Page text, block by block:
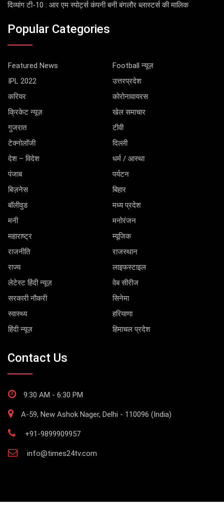
दिव्यांग टी-10 : आर एम स्पोर्ट्स कंपनी बनी बंगलौर ब्लास्टर्स की मालिक
Popular Categories
Featured News
Football न्यूज़
IPL 2022
उत्तरप्रदेश
करियर
कोरोनावायरस
क्रिकेट न्यूज़
खेल समाचार
गुजरात
टीवी
टेक्नोलॉजी
दिल्ली
देश – विदेश
धर्म / आस्था
पंजाब
पर्यटन
बिज़नेस
बिहार
बॉलीवुड
मध्य प्रदेश
मनी
मनोरंजन
महाराष्ट्र
म्यूजिक
राजनीति
राजस्थान
राज्य
लाइफस्टाइल
लेटेस्ट हिंदी न्यूज़
वेब सीरीज
सरकारी नौकरी
सिनेमा
स्वास्थ्य
हरियाणा
हिंदी न्यूज़
हिमाचल प्रदेश
Contact Us
9:30 AM - 6:30 PM
A-59, New Ashok Nager, Delhi - 110096 (India)
+91-9899909957
info@times24tv.com